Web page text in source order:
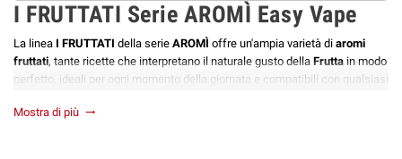
I FRUTTATI Serie AROMÌ Easy Vape
La linea I FRUTTATI della serie AROMÌ offre un'ampia varietà di aromi
fruttati, tante ricette che interpretano il naturale gusto della Frutta in modo
perfetto, ideali per ogni momento della giornata e compatibili con qualsiasi
Mostra di più trending_flat